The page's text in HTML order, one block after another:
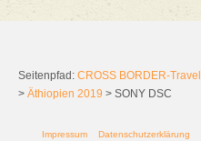
Seitenpfad: CROSS BORDER-
> Äthiopien 2019 > SONY DSC
Impressum Datenschutzerklärung